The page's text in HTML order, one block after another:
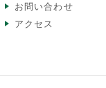
お問い合わせ
アクセス